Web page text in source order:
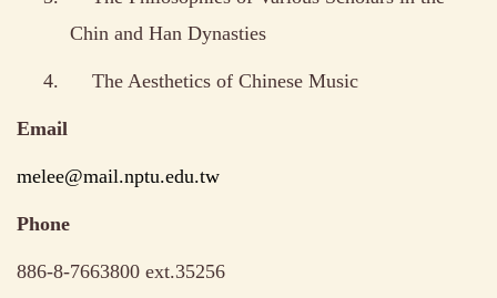
Chin and Han Dynasties
4. The Aesthetics of Chinese Music
Email
melee@mail.nptu.edu.tw
Phone
886-8-7663800 ext.35256